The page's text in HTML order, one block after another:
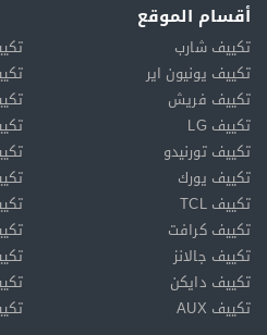
أقسام الموقع
تكييف شارب
تكييف يونيون اير
تكييف فريش
تكييف LG
تكييف تورنيدو
تكييف يورك
تكييف TCL
تكييف كرافت
تكييف جالانز
تكييف دايكن
تكييف AUX